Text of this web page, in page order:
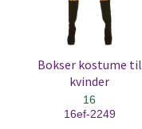
Bokser kostume til
kvinder
16
16ef-2249